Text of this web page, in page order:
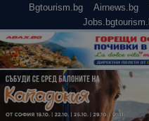
Bgtourism.bg Airnews.bg